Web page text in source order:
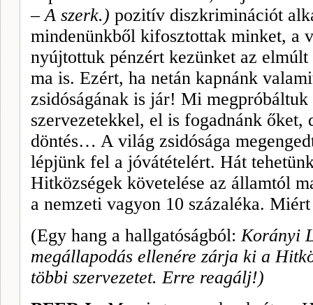
– A szerk.) pozitív diszkriminációt
mindenünkből kifosztottak minket, a
nyújtottuk pénzért kezünket az elmúlt
ma is. Ezért, ha netán kapnánk
zsidóságának is jár! Mi
szervezetekkel, el is fogadnánk őket,
döntés… A világ zsidósága
lépjünk fel a jóvátételért. Hát
Hitközségek követelése az államtól
a nemzeti vagyon 10 százaléka.
(Egy hang a hallgatóságból:Korányi
megállapodás ellenére zárja ki a
többi szervezetet. Erre reagálj!)